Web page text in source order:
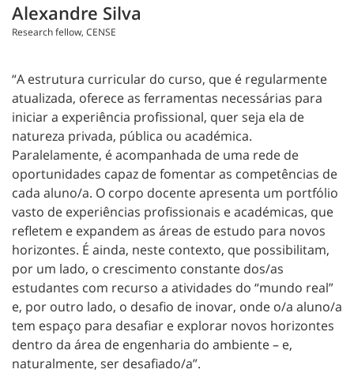
Alexandre Silva
Research fellow, CENSE
“A estrutura curricular do curso, que é regularmente
atualizada, oferece as ferramentas necessárias para
iniciar a experiência profissional, quer seja ela de
natureza privada, pública ou académica.
Paralelamente, é acompanhada de uma rede de
oportunidades capaz de fomentar as competências de
cada aluno/a. O corpo docente apresenta um portfólio
vasto de experiências profissionais e académicas, que
refletem e expandem as áreas de estudo para novos
horizontes. É ainda, neste contexto, que possibilitam,
por um lado, o crescimento constante dos/as
estudantes com recurso a atividades do “mundo real”
e, por outro lado, o desafio de inovar, onde o/a aluno/a
tem espaço para desafiar e explorar novos horizontes
dentro da área de engenharia do ambiente – e,
naturalmente, ser desafiado/a”.